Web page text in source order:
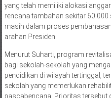
yang telah memiliki alokasi
rencana tambahan sekitar
masih dalam proses
arahan Presiden.
Menurut Suharti, program
bagi sekolah-sekolah yang
pendidikan di wilayah tertinggal,
sekolah yang memerlukan
pascabencana. Prioritas tersebut